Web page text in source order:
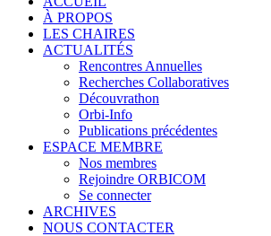
À PROPOS
LES CHAIRES
ACTUALITÉS
Rencontres Annuelles
Recherches Collaboratives
Découvrathon
Orbi-Info
Publications précédentes
ESPACE MEMBRE
Nos membres
Rejoindre ORBICOM
Se connecter
ARCHIVES
NOUS CONTACTER